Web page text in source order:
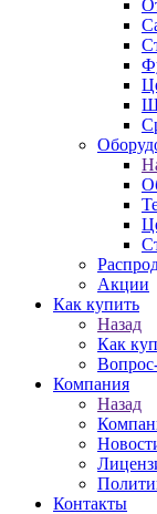
Акции
Как купить
Назад
Как
Компания
Назад
Контакты